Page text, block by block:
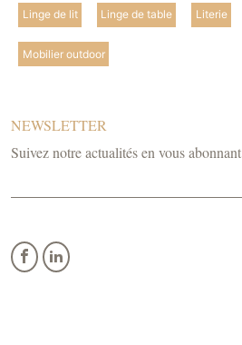
Linge de lit Linge de table Literie
Mobilier outdoor
NEWSLETTER
Suivez notre actualités en vous abonnant